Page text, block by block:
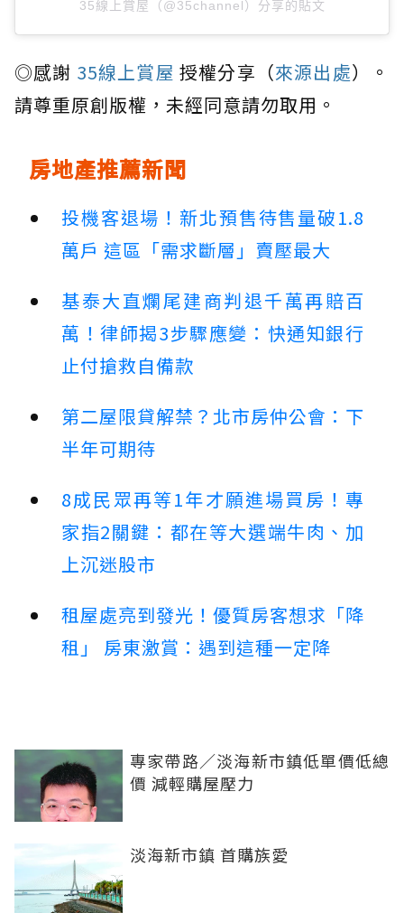
35線上賞屋（@35channel）分享的貼文
◎感謝 35線上賞屋授權分享（來源出處）。
請尊重原創版權，未經同意請勿取用。
房地產推薦新聞
投機客退場！新北預售待售量破1.8
萬戶 這區「需求斷層」賣壓最大
基泰大直爛尾建商判退千萬再賠百
萬！律師揭3步驟應變：快通知銀行
止付搶救自備款
第二屋限貸解禁？北市房仲公會：下
半年可期待
8成民眾再等1年才願進場買房！專
家指2關鍵：都在等大選端牛肉、加
上沉迷股市
租屋處亮到發光！優質房客想求「降
租」 房東激賞：遇到這種一定降
專家帶路／淡海新市鎮低單價低總
價 減輕購屋壓力
淡海新市鎮 首購族愛